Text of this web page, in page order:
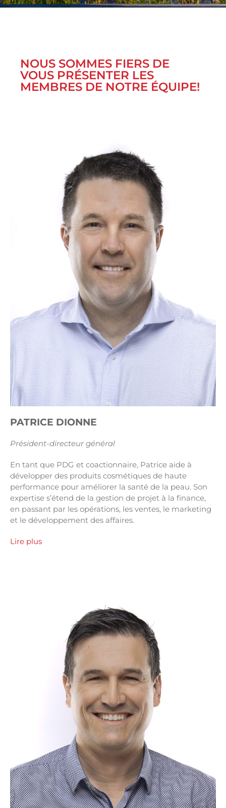
NOUS SOMMES FIERS DE
VOUS PRÉSENTER LES
MEMBRES DE NOTRE ÉQUIPE!
PATRICE DIONNE
Président-directeur général
En tant que PDG et coactionnaire, Patrice aide à
développer des produits cosmétiques de haute
performance pour améliorer la santé de la peau. Son
expertise s’étend de la gestion de projet à la finance,
en passant par les opérations, les ventes, le marketing
et le développement des affaires.
Lire plus